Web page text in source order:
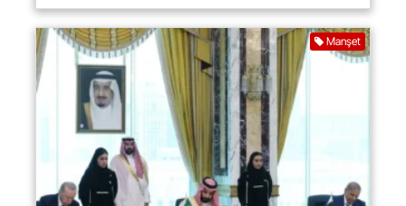
Manşet